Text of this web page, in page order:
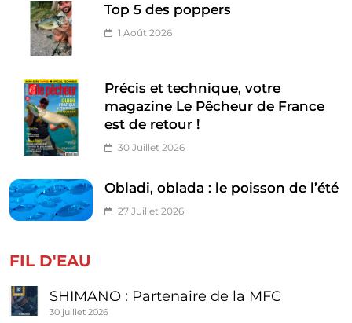
Top 5 des poppers
1 Août 2026
Précis et technique, votre
magazine Le Pêcheur de France
est de retour !
30 Juillet 2026
Obladi, oblada : le poisson de l’été
27 Juillet 2026
FIL D'EAU
SHIMANO : Partenaire de la MFC
30 juillet 2026